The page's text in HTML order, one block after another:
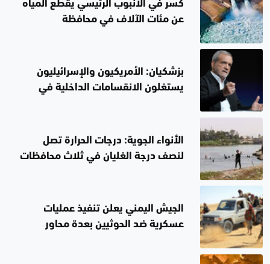
كسر في الأنبوب الرئيسي يقطع المياه
عن مئات الآلاف في محافظة
بزشكيان: الأمريكيون والإسرائيليون
يستغلون الانقسامات الداخلية في
الأنواء الجوية: درجات الحرارة تصل
لنصف درجة الغليان في ثلاث محافظات
الجيش اليمني يعلن تنفيذ عمليات
عسكرية ضد الحوثيين بعدة محاور